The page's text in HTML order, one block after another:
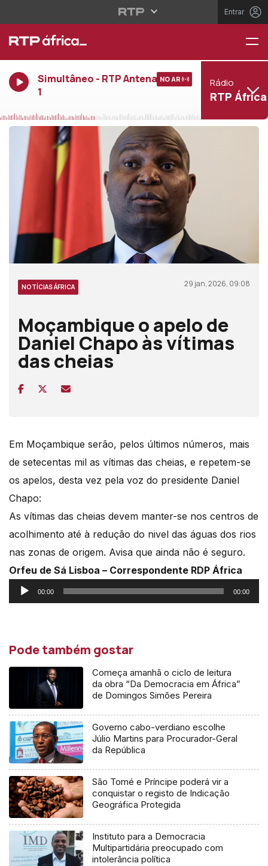
Entrar
Simultâneo - RTP Antena
1
NO AR Rádio
RTP África
NOTÍCIAS ÁFRICA 29 jan, 2026, 09:08
Moçambique o apelo de
Daniel Chapo às vítimas
das cheias
Em Moçambique serão, pelos últimos números, mais
de setecentas mil as vítimas das cheias, e repetem-se
os apelos, desta vez pela voz do presidente Daniel
Chapo:
As vítimas das cheias devem manter-se nos centros de
acolhimento até à redução do nivel das águas dos rios
nas zonas de origem. Avisa que ainda não é seguro.
Orfeu de Sá Lisboa – Correspondente RDP África
Reprodutor
de
00:00 00:00
Pode também gostar
Começa amanhã o ciclo de leitura
da obra “Da Democracia em África”
de Domingos Simões Pereira
Governo cabo-verdiano escolhe
Júlio Martins para Procurador-Geral
da República
São Tomé e Príncipe poderá vir a
conquistar o registo de Indicação
Geográfica Protegida
Instituto para a Democracia
Multipartidária preocupado com
intolerância política